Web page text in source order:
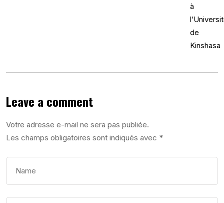
Leave a comment
Votre adresse e-mail ne sera pas publiée.
Les champs obligatoires sont indiqués avec *